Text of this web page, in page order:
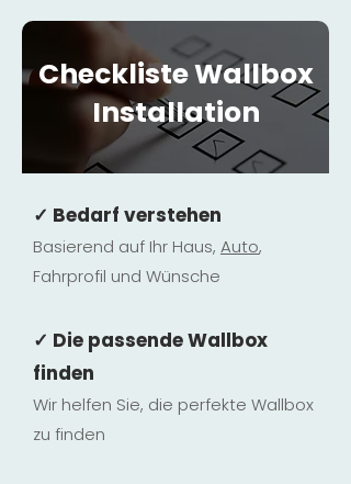
Checkliste Wallbox
Installation
✓ Bedarf verstehen
Basierend auf Ihr Haus, Auto,
Fahrprofil und Wünsche
✓ Die passende Wallbox
finden
Wir helfen Sie, die perfekte Wallbox
zu finden